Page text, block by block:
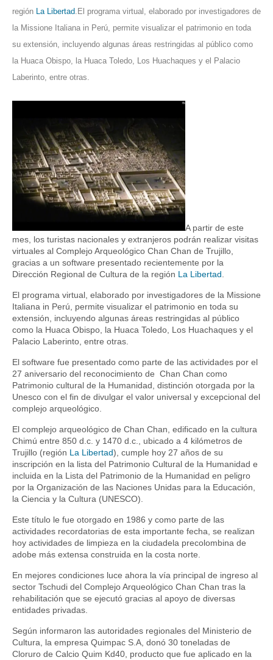
región La Libertad.El programa virtual, elaborado por investigadores de
la Missione Italiana in Perú, permite visualizar el patrimonio en toda
su extensión, incluyendo algunas áreas restringidas al público como
la Huaca Obispo, la Huaca Toledo, Los Huachaques y el Palacio
Laberinto, entre otras.
A partir de este
mes, los turistas nacionales y extranjeros podrán realizar visitas
virtuales al Complejo Arqueológico Chan Chan de Trujillo,
gracias a un software presentado recientemente por la
Dirección Regional de Cultura de la región La Libertad
El programa virtual, elaborado por investigadores de la Missione
Italiana in Perú, permite visualizar el patrimonio en toda su
extensión, incluyendo algunas áreas restringidas al público
como la Huaca Obispo, la Huaca Toledo, Los Huachaques y el
Palacio Laberinto, entre otras.
El software fue presentado como parte de las actividades por el
27 aniversario del reconocimiento de Chan Chan como
Patrimonio cultural de la Humanidad, distinción otorgada por la
Unesco con el fin de divulgar el valor universal y excepcional del
complejo arqueológico.
El complejo arqueológico de Chan Chan, edificado en la cultura
Chimú entre 850 d.c. y 1470 d.c., ubicado a 4 kilómetros de
Trujillo (región La Libertad), cumple hoy 27 años de su
inscripción en la lista del Patrimonio Cultural de la Humanidad e
incluida en la Lista del Patrimonio de la Humanidad en peligro
por la Organización de las Naciones Unidas para la Educación,
la Ciencia y la Cultura (UNESCO).
Este título le fue otorgado en 1986 y como parte de las
actividades recordatorias de esta importante fecha, se realizan
hoy actividades de limpieza en la ciudadela precolombina de
adobe más extensa construida en la costa norte.
En mejores condiciones luce ahora la vía principal de ingreso al
sector Tschudi del Complejo Arqueológico Chan Chan tras la
rehabilitación que se ejecutó gracias al apoyo de diversas
entidades privadas.
Según informaron las autoridades regionales del Ministerio de
Cultura, la empresa Quimpac S.A, donó 30 toneladas de
Cloruro de Calcio Quim Kd40, producto que fue aplicado en la